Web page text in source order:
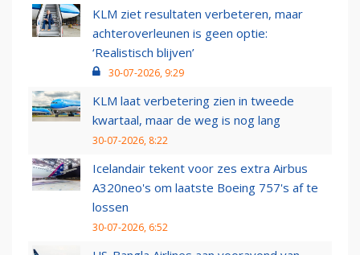
KLM ziet resultaten verbeteren, maar
achteroverleunen is geen optie:
‘Realistisch blijven’
30-07-2026, 9:29
KLM laat verbetering zien in tweede
kwartaal, maar de weg is nog lang
30-07-2026, 8:22
Icelandair tekent voor zes extra Airbus
A320neo's om laatste Boeing 757's af te
lossen
30-07-2026, 6:52